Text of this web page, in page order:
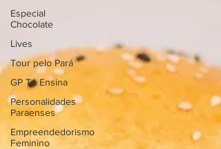
Especial
Chocolate
Lives
Tour pelo Pará
GP Te Ensina
Personalidades
Paraenses
Empreendedorismo
Feminino